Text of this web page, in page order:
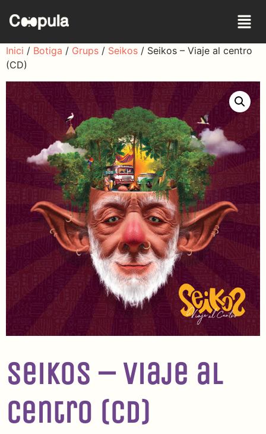
Inici / Botiga / Grups / Seikos / Seikos – Viaje al centro
(CD)
Seikos – Viaje al
centro (CD)